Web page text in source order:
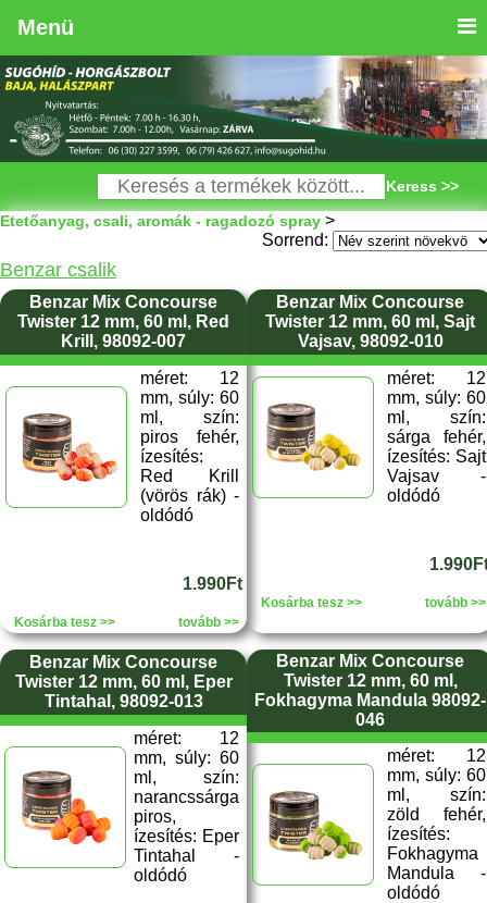
Menü
Keress >>
Etetőanyag, csali, aromák - ragadozó spray >
Sorrend:
Benzar csalik
Benzar Mix Concourse
Twister 12 mm, 60 ml, Red
Krill, 98092-007
méret: 12
mm, súly: 60
ml, szín:
piros fehér,
ízesítés:
Red Krill
(vörös rák) -
oldódó
1.990Ft
Kosárba tesz >> tovább >>
Benzar Mix Concourse
Twister 12 mm, 60 ml, Sajt
Vajsav, 98092-010
méret: 12
mm, súly: 60
ml, szín:
sárga fehér,
ízesítés: Sajt
Vajsav -
oldódó
Kosárba tesz >> tovább >>
Benzar Mix Concourse
Twister 12 mm, 60 ml, Eper
Tintahal, 98092-013
méret: 12
mm, súly: 60
ml, szín:
narancssárga
piros,
ízesítés: Eper
Tintahal -
oldódó
Benzar Mix Concourse
Twister 12 mm, 60 ml,
Fokhagyma Mandula 98092-
046
méret: 12
mm, súly: 60
ml, szín:
zöld fehér,
ízesítés:
Fokhagyma
Mandula -
oldódó